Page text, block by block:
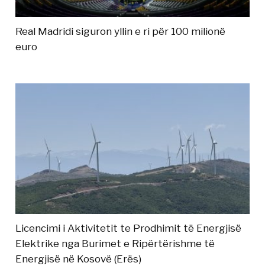
Real Madridi siguron yllin e ri për 100 milionë
euro
Licencimi i Aktivitetit te Prodhimit të Energjisë
Elektrike nga Burimet e Ripërtërishme të
Energjisë në Kosovë (Erës)